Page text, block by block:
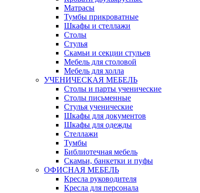
Матрасы
Тумбы прикроватные
Шкафы и стеллажи
Столы
Стулья
Скамьи и секции стульев
Мебель для столовой
Мебель для холла
УЧЕНИЧЕСКАЯ МЕБЕЛЬ
Столы и парты ученические
Столы письменные
Стулья ученические
Шкафы для документов
Шкафы для одежды
Стеллажи
Тумбы
Библиотечная мебель
Скамьи, банкетки и пуфы
ОФИСНАЯ МЕБЕЛЬ
Кресла руководителя
Кресла для персонала